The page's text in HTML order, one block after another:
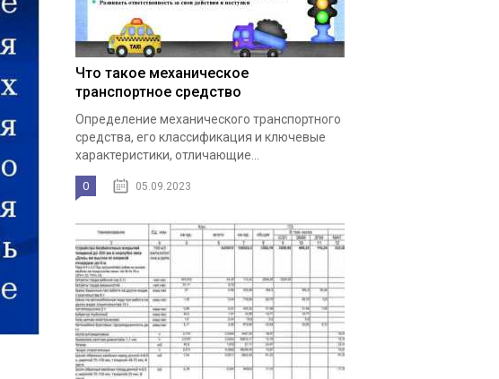
Что такое механическое
транспортное средство
Определение механического транспортного
средства, его классификация и ключевые
характеристики, отличающие...
0 05.09.2023